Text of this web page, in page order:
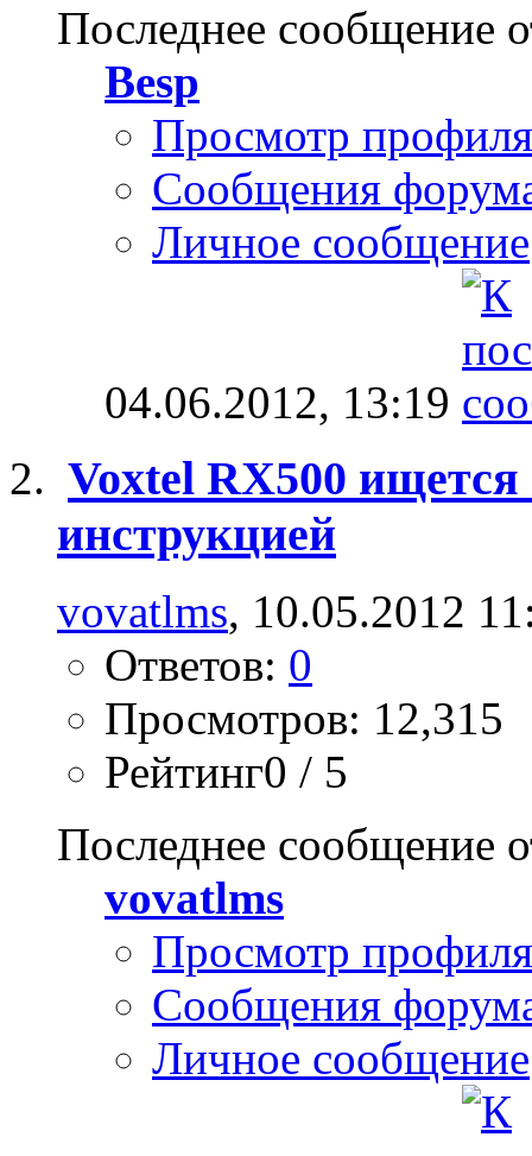
Последнее сообщение
Besp
Просмотр профиля
Сообщения
Личное сообщение
04.06.2012, 13:19
Voxtel RX500
инструкцией
vovatlms, 10.05.2012
Ответов: 0
Просмотров: 12,315
Рейтинг0 / 5
Последнее сообщение
vovatlms
Просмотр профиля
Сообщения
Личное сообщение